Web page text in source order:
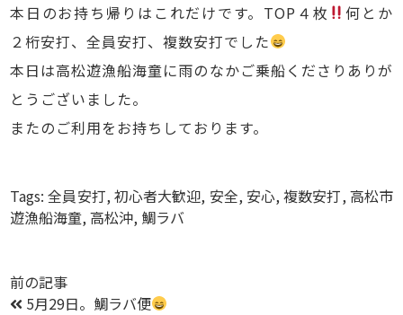
本日のお持ち帰りはこれだけです。TOP４枚
何とか
２桁安打、全員安打、複数安打でした
本日は高松遊漁船海童に雨のなかご乗船くださりありが
とうございました。
またのご利用をお持ちしております。
Tags:全員安打, 初心者大歓迎, 安全, 安心,複数安打, 高松市
遊漁船海童,高松沖, 鯛ラバ
前の記事
5月29日。鯛ラバ便